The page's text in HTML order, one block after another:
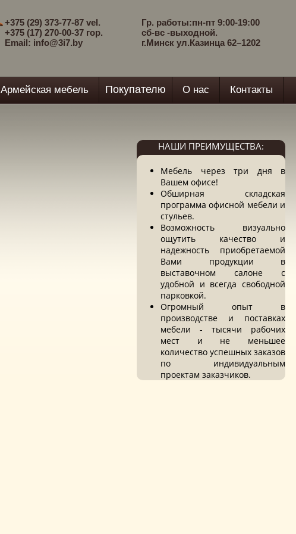
Гр. работы:пн-пт 9:00-19:00
сб-вс -выходной.
г.Минск ул.Казинца 62–1202
+375 (29) 373-77-87 vel.
+375 (17) 270-00-37 гор.
Email: info@3i7.by
Армейская мебель Покупателю О нас Контакты
НАШИ ПРЕИМУЩЕСТВА:
Мебель через три дня в
Вашем офисе!
Обширная складская
программа офисной мебели и
стульев.
Возможность визуально
ощутить качество и
надежность приобретаемой
Вами продукции в
выставочном салоне с
удобной и всегда свободной
парковкой.
Огромный опыт в
производстве и поставках
мебели - тысячи рабочих
мест и не меньшее
количество успешных заказов
по индивидуальным
проектам заказчиков.